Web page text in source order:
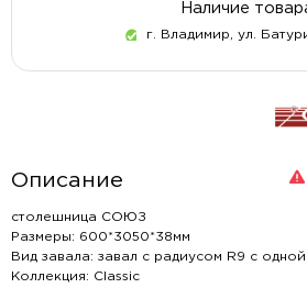
Наличие
г. Владимир, ул.
Описание
столешница СОЮЗ
Размеры: 600*3050*38мм
Вид завала: завал с радиусом R9 с
Коллекция: Classic